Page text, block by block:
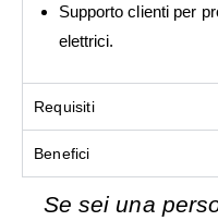
Supporto clienti per
elettrici.
Requisiti
Benefici
Se sei una